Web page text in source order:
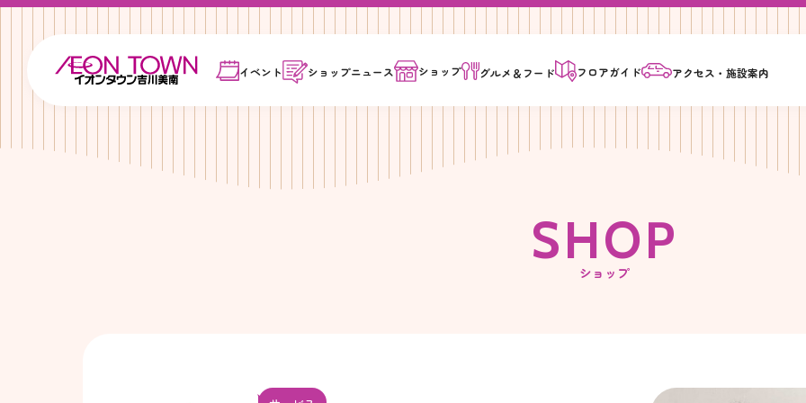
イベント ショップニュース ショップ グルメ＆ フード フロアガイド アクセス・施設案内
SHOP
ショップ